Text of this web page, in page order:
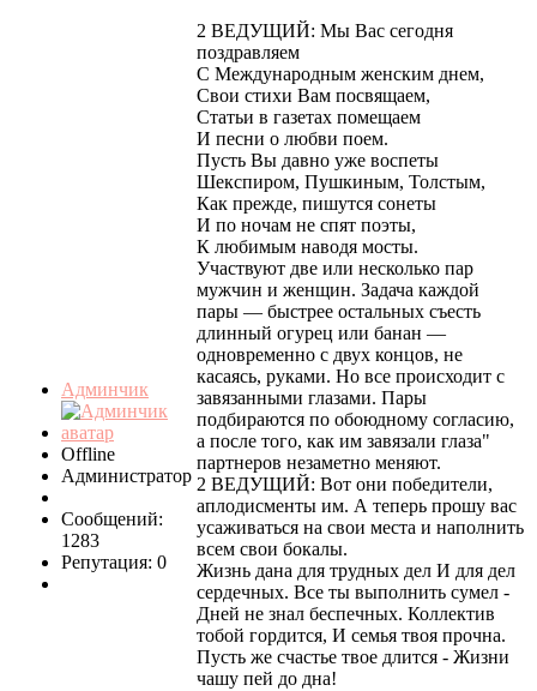
Админчик
Offline
Администратор
Сообщений:
1283
Репутация: 0
2 ВЕДУЩИЙ: Мы Вас сегодня
поздравляем
С Международным женским днем,
Свои стихи Вам посвящаем,
Статьи в газетах помещаем
И песни о любви поем.
Пусть Вы давно уже воспеты
Шекспиром, Пушкиным, Толстым,
Как прежде, пишутся сонеты
И по ночам не спят поэты,
К любимым наводя мосты.
Участвуют две или несколько пар
мужчин и женщин. Задача каждой
пары — быстрее остальных съесть
длинный огурец или банан —
одновременно с двух концов, не
касаясь, руками. Но все происходит с
завязанными глазами. Пары
подбираются по обоюдному согласию,
а после того, как им завязали глаза"
партнеров незаметно меняют.
2 ВЕДУЩИЙ: Вот они победители,
аплодисменты им. А теперь прошу вас
усаживаться на свои места и наполнить
всем свои бокалы.
Жизнь дана для трудных дел И для дел
сердечных. Все ты выполнить сумел -
Дней не знал беспечных. Коллектив
тобой гордится, И семья твоя прочна.
Пусть же счастье твое длится - Жизни
чашу пей до дна!